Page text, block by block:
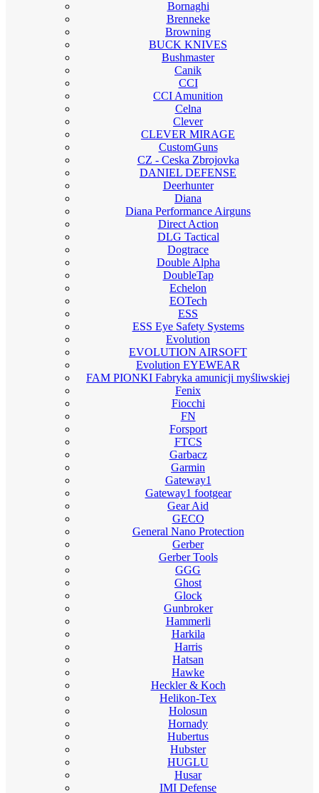
Bornaghi
Brenneke
Browning
BUCK KNIVES
Bushmaster
Canik
CCI
CCI Amunition
Celna
Clever
CLEVER MIRAGE
CustomGuns
CZ - Ceska Zbrojovka
DANIEL DEFENSE
Deerhunter
Diana
Diana Performance Airguns
Direct Action
DLG Tactical
Dogtrace
Double Alpha
DoubleTap
Echelon
EOTech
ESS
ESS Eye Safety Systems
Evolution
EVOLUTION AIRSOFT
Evolution EYEWEAR
FAM PIONKI Fabryka amunicji myśliwskiej
Fenix
Fiocchi
FN
Forsport
FTCS
Garbacz
Garmin
Gateway1
Gateway1 footgear
Gear Aid
GECO
General Nano Protection
Gerber
Gerber Tools
GGG
Ghost
Glock
Gunbroker
Hammerli
Harkila
Harris
Hatsan
Hawke
Heckler & Koch
Helikon-Tex
Holosun
Hornady
Hubertus
Hubster
HUGLU
Husar
IMI Defense